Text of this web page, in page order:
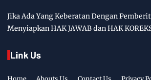
Jika Ada Yang Keberatan Dengan
Menyiapkan HAK JAWAB dan HAK
Link Us